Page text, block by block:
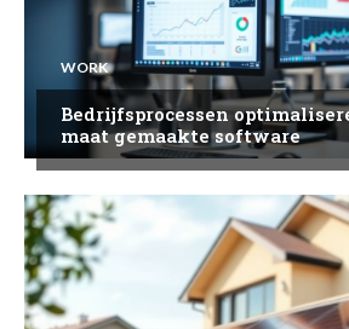
WORK
Bedrijfsprocessen
maat gemaakte software